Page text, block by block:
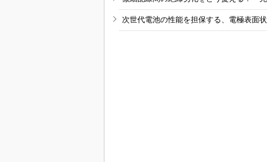
次世代電池の性能を担保する、電極表面